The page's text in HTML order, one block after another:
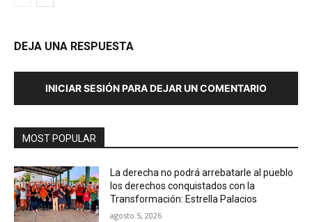
DEJA UNA RESPUESTA
INICIAR SESIÓN PARA DEJAR UN COMENTARIO
MOST POPULAR
La derecha no podrá arrebatarle al pueblo
los derechos conquistados con la
Transformación: Estrella Palacios
agosto 5, 2026